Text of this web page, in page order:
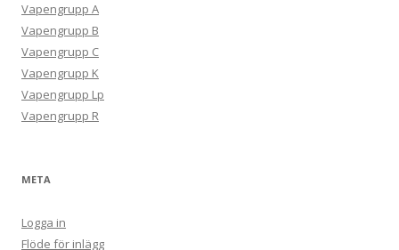
Vapengrupp A
Vapengrupp B
Vapengrupp C
Vapengrupp K
Vapengrupp Lp
Vapengrupp R
META
Logga in
Flöde för inlägg